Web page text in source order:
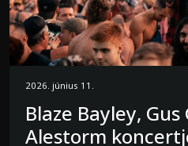
2026. június 11.
Blaze Bayley, Gus
Alestorm